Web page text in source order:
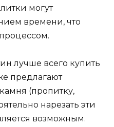
могут
времени, что
лучше всего купить
предлагают
(пропитку,
нарезать эти
возможным.